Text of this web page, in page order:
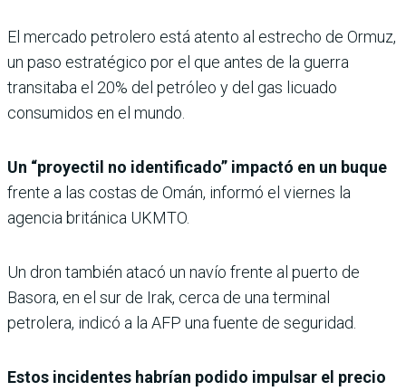
El mercado petrolero está atento al estrecho de Ormuz,
un paso estratégico por el que antes de la guerra
transitaba el 20% del petróleo y del gas licuado
consumidos en el mundo.
Un “proyectil no identificado” impactó en un buque
frente a las costas de Omán, informó el viernes la
agencia británica UKMTO.
Un dron también atacó un navío frente al puerto de
Basora, en el sur de Irak, cerca de una terminal
petrolera, indicó a la AFP una fuente de seguridad.
Estos incidentes habrían podido impulsar el precio